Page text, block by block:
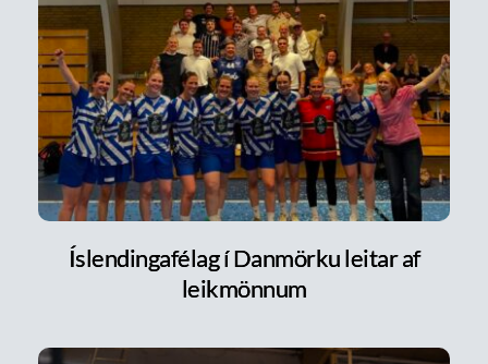
Íslendingafélag í Danmörku leitar af
leikmönnum